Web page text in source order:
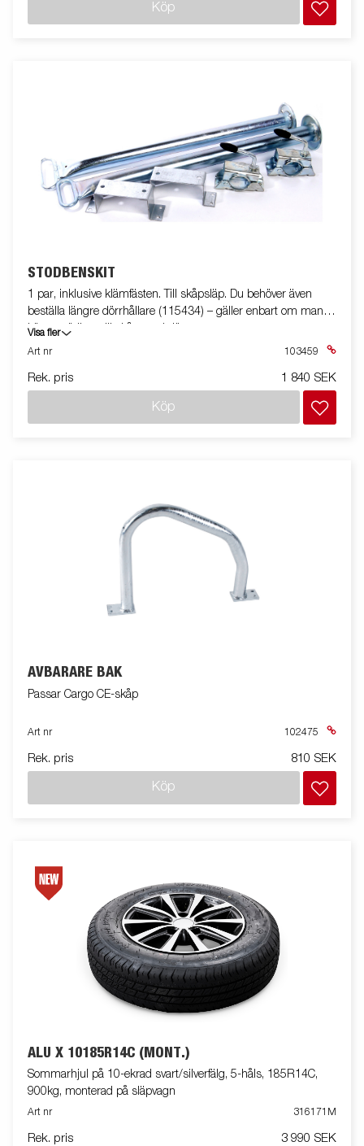
Köp
STÖDBENSKIT
1 par, inklusive klämfästen. Till skåpsläp. Du behöver även
beställa längre dörrhållare (115434) – gäller enbart om man
köper stödben till skåp med dörrar.
Visa fler
Art nr
103459
Rek. pris 1 840 SEK
Köp
AVBÄRARE BAK
Passar Cargo CE-skåp
Art nr 102475
Rek. pris 810 SEK
Köp
ALU X 10185R14C (MONT.)
Sommarhjul på 10-ekrad svart/silverfälg, 5-håls, 185R14C,
900kg, monterad på släpvagn
Art nr 316171M
Rek. pris 3 990 SEK